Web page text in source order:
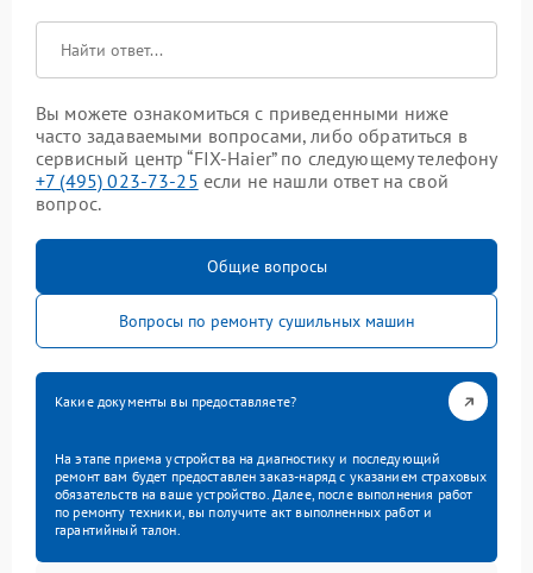
Вы можете ознакомиться с приведенными ниже
часто задаваемыми вопросами, либо обратиться в
сервисный центр “FIX-Haier” по следующему телефону
+7 (495) 023-73-25 если не нашли ответ на свой
вопрос.
Общие вопросы
Вопросы по ремонту сушильных машин
Какие документы вы предоставляете?
На этапе приема устройства на диагностику и последующий
ремонт вам будет предоставлен заказ-наряд с указанием страховых
обязательств на ваше устройство. Далее, после выполнения работ
по ремонту техники, вы получите акт выполненных работ и
гарантийный талон.